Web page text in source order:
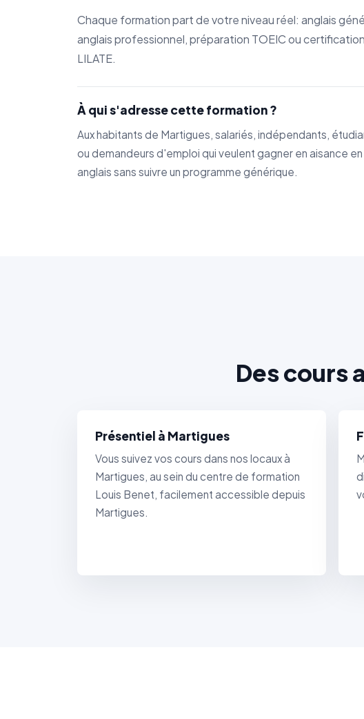
Chaque formation part de votre niveau réel: anglais
anglais professionnel, préparation TOEIC ou certification
LILATE.
À qui s'adresse cette formation ?
Aux habitants de Martigues, salariés, indépendants,
ou demandeurs d'emploi qui veulent gagner en aisance en
anglais sans suivre un programme générique.
Des cours
Présentiel à Martigues
Vous suivez vos cours dans nos locaux à
Martigues, au sein du centre de formation
Louis Benet, facilement accessible depuis
Martigues.